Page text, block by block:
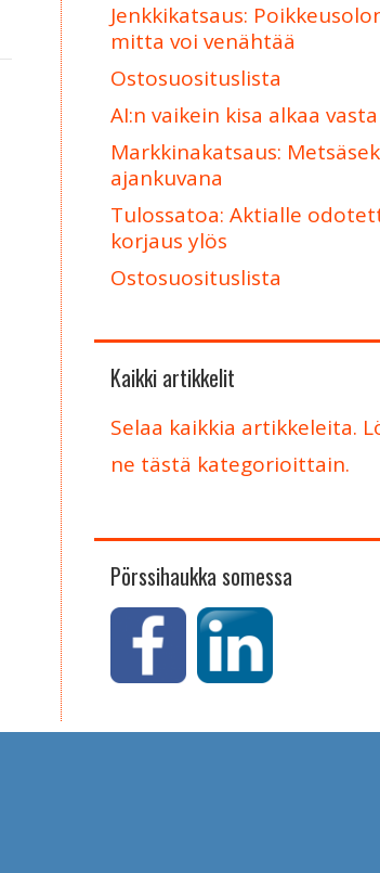
Jenkkikatsaus:
mitta voi venähtää
Ostosuosituslista
AI:n vaikein kisa alkaa
Markkinakatsaus:
ajankuvana
Tulossatoa: Aktialle
korjaus ylös
Ostosuosituslista
Kaikki artikkelit
Selaa kaikkia artikkeleita.
ne tästä kategorioittain.
Pörssihaukka somessa